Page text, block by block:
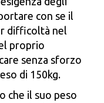
con se il
difficoltà nel
proprio
senza sforzo
di 150kg.
che il suo peso